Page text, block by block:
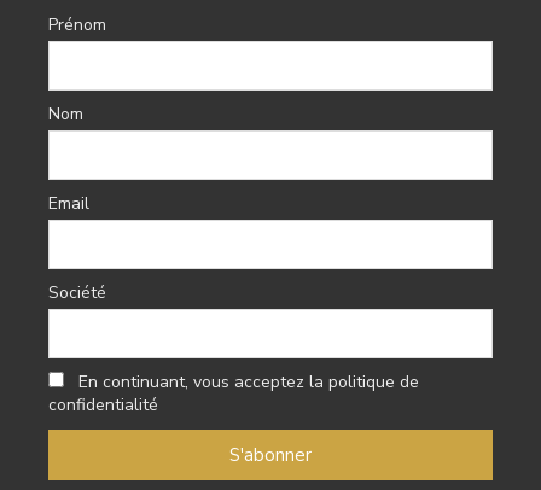
Prénom
Nom
Email
Société
En continuant, vous acceptez la politique de
confidentialité